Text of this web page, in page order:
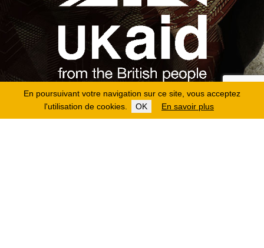
En poursuivant votre navigation sur ce site, vous acceptez
l'utilisation de cookies.
OK En savoir plus